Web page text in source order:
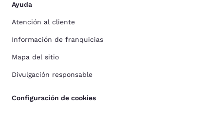
Ayuda
Atención al cliente
Información de franquicias
Mapa del sitio
Divulgación responsable
Configuración de cookies